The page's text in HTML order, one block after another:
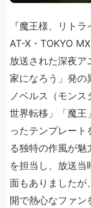
『魔王様、リト
AT-X・TOKYO
放送された深夜ア
家になろう」発の
ノベルス（モン
世界転移」「魔王
ったテンプレー
る独特の作風が魅
を担当し、放送
面もありましたが
開で熱心なファン